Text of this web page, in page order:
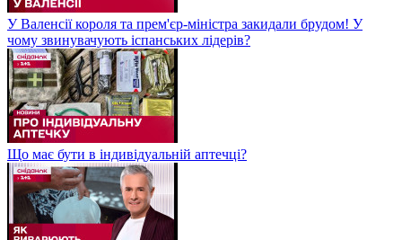
У Валенсії короля та прем'єр-міністра закидали брудом! У
чому звинувачують іспанських лідерів?
Що має бути в індивідуальній аптечці?